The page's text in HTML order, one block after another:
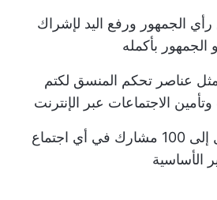
الجمهور ورفع اليد لإشراك
الجمهور بأكمله
عناصر تحكم المنسق لكتم
الاجتماعات عبر الإنترنت
السماح لما يصل إلى 100 مشارك في أي اجتماع
الأساسية